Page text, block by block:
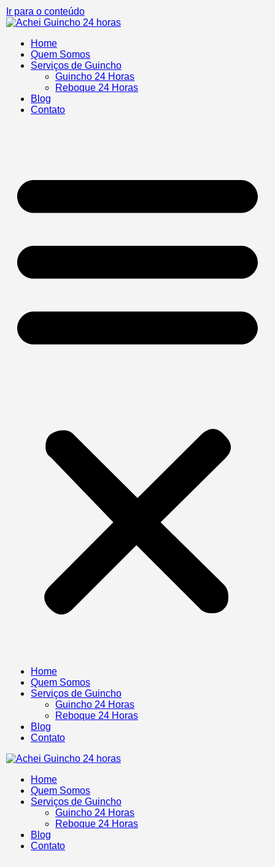
Ir para o conteúdo
Home
Quem Somos
Serviços de Guincho
Guincho 24 Horas
Reboque 24 Horas
Blog
Contato
Home
Quem Somos
Serviços de Guincho
Guincho 24 Horas
Reboque 24 Horas
Blog
Contato
Home
Quem Somos
Serviços de Guincho
Guincho 24 Horas
Reboque 24 Horas
Blog
Contato